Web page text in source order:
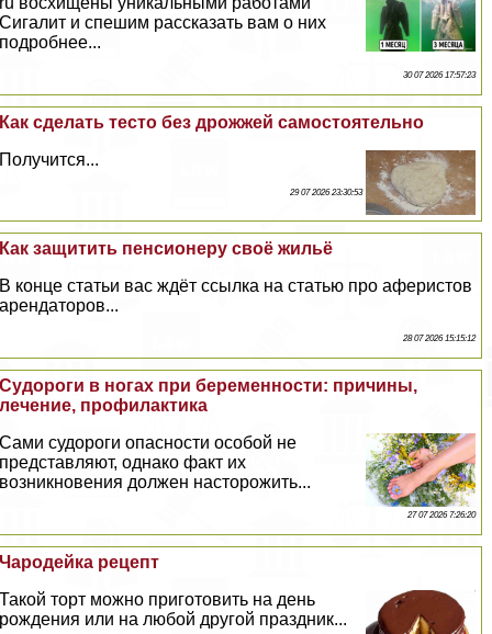
Сигалит и спешим рассказать вам о них
подробнее...
30 07 2026 17:57:23
Как сделать тесто без дрожжей самостоятельно
Получится...
29 07 2026 23:30:53
Как защитить пенсионеру своё жильё
В конце статьи вас ждёт ссылка на статью про аферистов
арендаторов...
28 07 2026 15:15:12
Судороги в ногах при беременности: причины,
лечение, профилактика
Сами судороги опасности особой не
представляют, однако факт их
возникновения должен насторожить...
27 07 2026 7:26:20
Чародейка рецепт
Такой торт можно приготовить на день
рождения или на любой другой праздник...